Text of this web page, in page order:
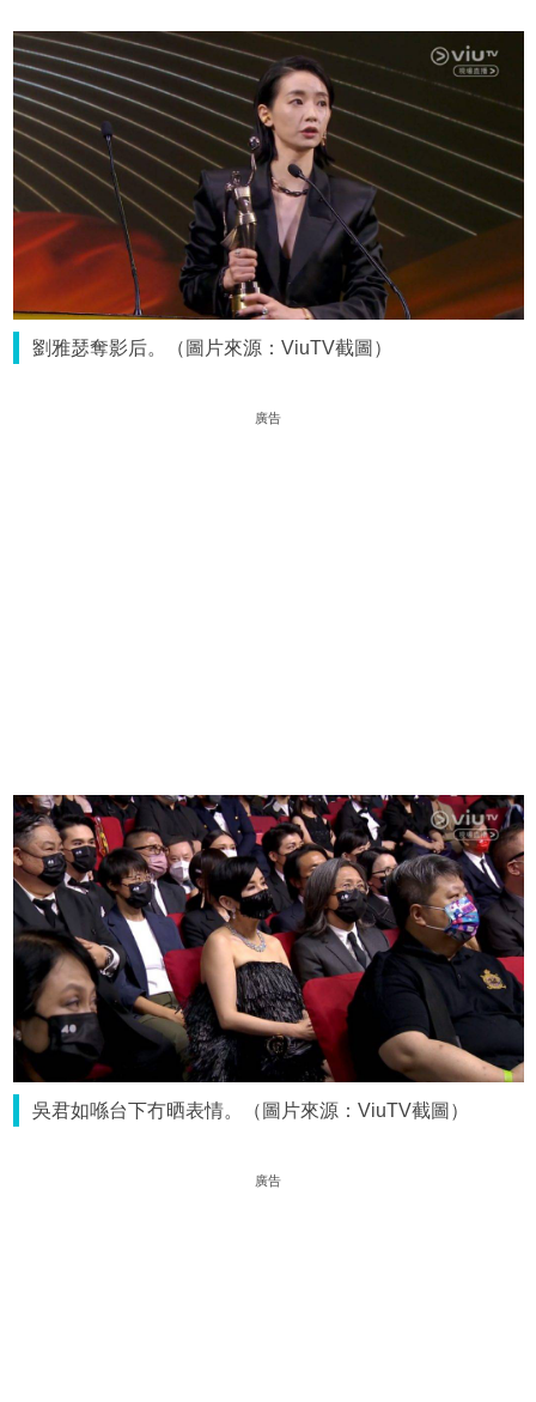
劉雅瑟奪影后。（圖片來源：ViuTV截圖）
廣告
吳君如喺台下冇晒表情。（圖片來源：ViuTV截圖）
廣告